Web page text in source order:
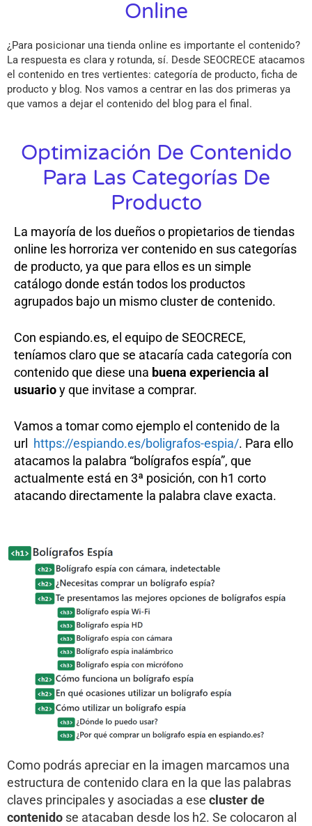
Online
¿Para posicionar una tienda online es importante el contenido?
La respuesta es clara y rotunda, sí. Desde SEOCRECE atacamos
el contenido en tres vertientes: categoría de producto, ficha de
producto y blog. Nos vamos a centrar en las dos primeras ya
que vamos a dejar el contenido del blog para el final.
Optimización De Contenido
Para Las Categorías De
Producto
La mayoría de los dueños o propietarios de tiendas
online les horroriza ver contenido en sus categorías
de producto, ya que para ellos es un simple
catálogo donde están todos los productos
agrupados bajo un mismo cluster de contenido.
Con espiando.es, el equipo de SEOCRECE,
teníamos claro que se atacaría cada categoría con
contenido que diese una buena experiencia al
usuarioy que invitase a comprar.
Vamos a tomar como ejemplo el contenido de la
url https://espiando.es/boligrafos-espia/. Para ello
atacamos la palabra “bolígrafos espía”, que
actualmente está en 3ª posición, con h1 corto
atacando directamente la palabra clave exacta.
Como podrás apreciar en la imagen marcamos una
estructura de contenido clara en la que las palabras
claves principales y asociadas a ese cluster de
contenido se atacaban desde los h2. Se colocaron al